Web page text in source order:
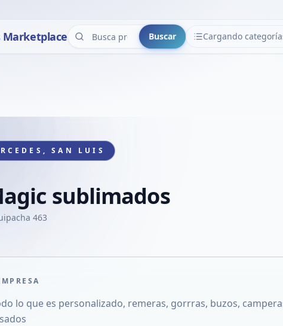
Marketplace Buscar Cargando
CATEGORÍAS
SAN LUIS
sublimados
463
lo que es personalizado, remeras, gorrras, buzos,